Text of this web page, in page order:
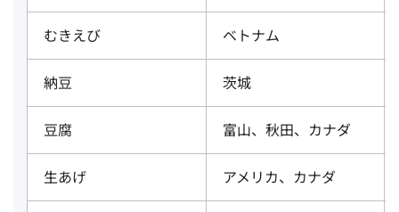
むきえび ベトナム
納豆 茨城
豆腐 富山、秋田、カナダ
生あげ アメリカ、カナダ